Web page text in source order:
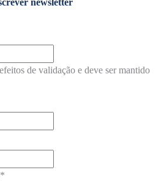
newsletter
de validação e deve ser mantido
*